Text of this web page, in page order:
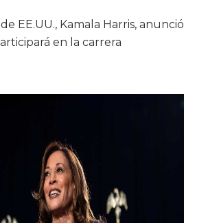
EE.UU., Kamala Harris, anunció
en la carrera